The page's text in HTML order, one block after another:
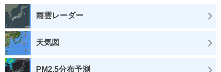
雨雲レーダー
天気図
PM2.5分布予測